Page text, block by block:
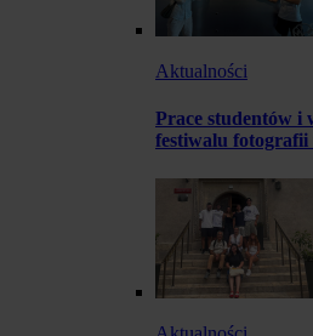
Aktualności
Prace studentów i
festiwalu fotografii